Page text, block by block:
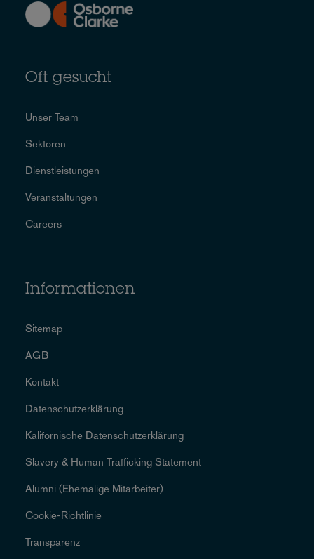
Oft gesucht
Unser Team
Sektoren
Dienstleistungen
Veranstaltungen
Careers
Informationen
Sitemap
AGB
Kontakt
Datenschutzerklärung
Kalifornische Datenschutzerklärung
Slavery & Human Trafficking Statement
Alumni (Ehemalige Mitarbeiter)
Cookie-Richtlinie
Transparenz